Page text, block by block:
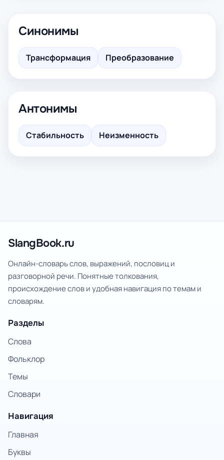
Синонимы
Трансформация Преобразование
Антонимы
Стабильность Неизменность
SlangBook.ru
Онлайн-словарь слов, выражений, пословиц и
разговорной речи. Понятные толкования,
происхождение слов и удобная навигация по темам и
словарям.
Разделы
Слова
Фольклор
Темы
Словари
Навигация
Главная
Буквы